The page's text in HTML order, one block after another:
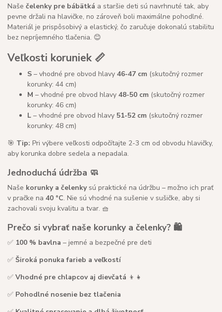
Naše čelenky pre bábätká a staršie deti sú navrhnuté tak, aby
pevne držali na hlavičke, no zároveň boli maximálne pohodlné.
Materiál je prispôsobivý a elastický, čo zaručuje dokonalú stabilitu
bez nepríjemného tlačenia. 😊
Veľkosti koruniek 📏
S – vhodné pre obvod hlavy 46-47 cm (skutočný rozmer
korunky: 44 cm)
M – vhodné pre obvod hlavy 48-50 cm (skutočný rozmer
korunky: 46 cm)
L – vhodné pre obvod hlavy 51-52 cm (skutočný rozmer
korunky: 48 cm)
🎯 Tip: Pri výbere veľkosti odpočítajte 2-3 cm od obvodu hlavičky,
aby korunka dobre sedela a nepadala.
Jednoduchá údržba 🧼
Naše korunky a čelenkysú praktické na údržbu – možno ich prať
v pračke na 40 °C. Nie sú vhodné na sušenie v sušičke, aby si
zachovali svoju kvalitu a tvar. 🧺
Prečo si vybrať naše korunky a čelenky? 🛍️
✅ 100 % bavlna – jemné a bezpečné pre deti
✅ Široká ponuka farieb a veľkostí
✅ Vhodné pre chlapcov aj dievčatá 👦👧
✅ Pohodlné nosenie bez tlačenia